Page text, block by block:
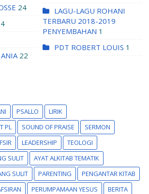
24
22
LAGU-LAGU ROHANI
TERBARU 2018-2019
PENYEMBAHAN 1
PDT ROBERT LOUIS 1
PSALLO
LIRIK
PL
SOUND OF PRAISE
SERMON
LEADERSHIP
TEOLOGI
SULIT
AYAT ALKITAB TEMATIK
SULIT
PARENTING
PENGANTAR KITAB
PERUMPAMAAN YESUS
BERITA